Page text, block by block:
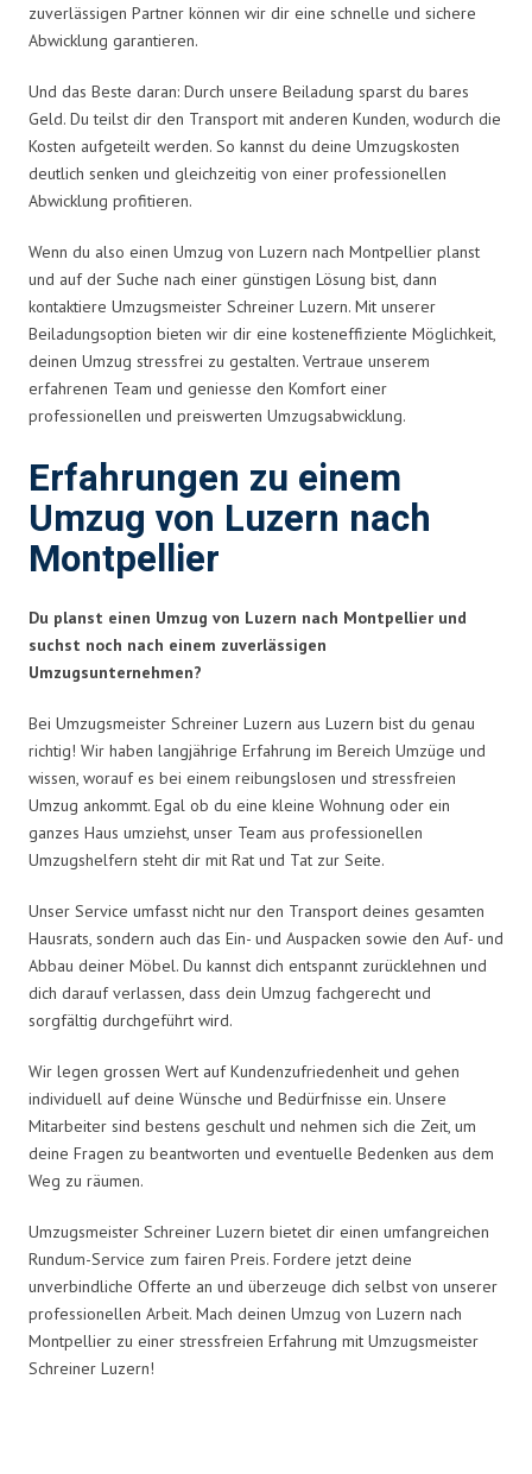
zuverlässigen Partner können wir dir eine schnelle und sichere
Abwicklung garantieren.
Und das Beste daran: Durch unsere Beiladung sparst du bares
Geld. Du teilst dir den Transport mit anderen Kunden, wodurch die
Kosten aufgeteilt werden. So kannst du deine Umzugskosten
deutlich senken und gleichzeitig von einer professionellen
Abwicklung profitieren.
Wenn du also einen Umzug von Luzern nach Montpellier planst
und auf der Suche nach einer günstigen Lösung bist, dann
kontaktiere Umzugsmeister Schreiner Luzern. Mit unserer
Beiladungsoption bieten wir dir eine kosteneffiziente Möglichkeit,
deinen Umzug stressfrei zu gestalten. Vertraue unserem
erfahrenen Team und geniesse den Komfort einer
professionellen und preiswerten Umzugsabwicklung.
Erfahrungen zu einem
Umzug von Luzern nach
Montpellier
Du planst einen Umzug von Luzern nach Montpellier und
suchst noch nach einem zuverlässigen
Umzugsunternehmen?
Bei Umzugsmeister Schreiner Luzern aus Luzern bist du genau
richtig! Wir haben langjährige Erfahrung im Bereich Umzüge und
wissen, worauf es bei einem reibungslosen und stressfreien
Umzug ankommt. Egal ob du eine kleine Wohnung oder ein
ganzes Haus umziehst, unser Team aus professionellen
Umzugshelfern steht dir mit Rat und Tat zur Seite.
Unser Service umfasst nicht nur den Transport deines gesamten
Hausrats, sondern auch das Ein- und Auspacken sowie den Auf- und
Abbau deiner Möbel. Du kannst dich entspannt zurücklehnen und
dich darauf verlassen, dass dein Umzug fachgerecht und
sorgfältig durchgeführt wird.
Wir legen grossen Wert auf Kundenzufriedenheit und gehen
individuell auf deine Wünsche und Bedürfnisse ein. Unsere
Mitarbeiter sind bestens geschult und nehmen sich die Zeit, um
deine Fragen zu beantworten und eventuelle Bedenken aus dem
Weg zu räumen.
Umzugsmeister Schreiner Luzern bietet dir einen umfangreichen
Rundum-Service zum fairen Preis. Fordere jetzt deine
unverbindliche Offerte an und überzeuge dich selbst von unserer
professionellen Arbeit. Mach deinen Umzug von Luzern nach
Montpellier zu einer stressfreien Erfahrung mit Umzugsmeister
Schreiner Luzern!